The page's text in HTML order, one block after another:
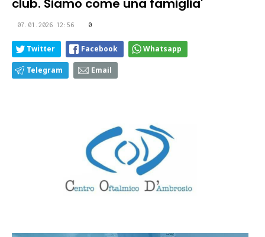
club. Siamo come una famiglia'
07.01.2026 12:56 0
Twitter Facebook Whatsapp
Telegram Email